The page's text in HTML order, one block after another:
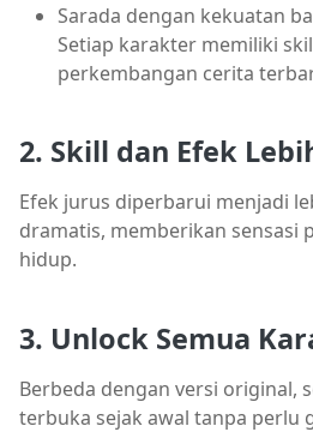
Sarada dengan kekuatan
Setiap karakter memiliki
perkembangan cerita
2. Skill dan Efek
Efek jurus diperbarui menjadi
dramatis, memberikan sensasi
hidup.
3. Unlock Semua
Berbeda dengan versi original,
terbuka sejak awal tanpa perlu